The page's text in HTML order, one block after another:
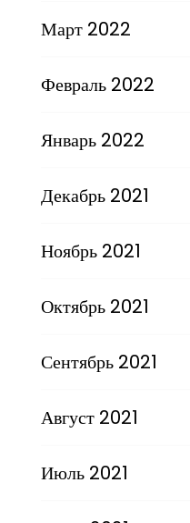
Март 2022
Февраль 2022
Январь 2022
Декабрь 2021
Ноябрь 2021
Октябрь 2021
Сентябрь 2021
Август 2021
Июль 2021